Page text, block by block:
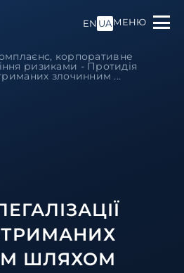
EN UAМЕНЮ
корпоративне
ризиками - Протидія
злочинним ...
ШЛЯХОМ